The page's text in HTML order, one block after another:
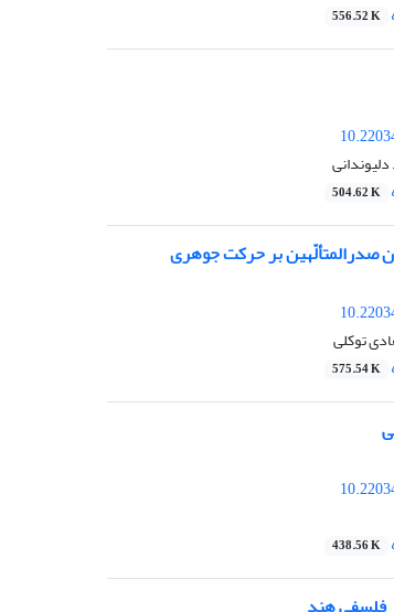
556.52 K
504.62 K
صدرالمتألّهین بر حرکت جوهری
توکلی
575.54 K
438.56 K